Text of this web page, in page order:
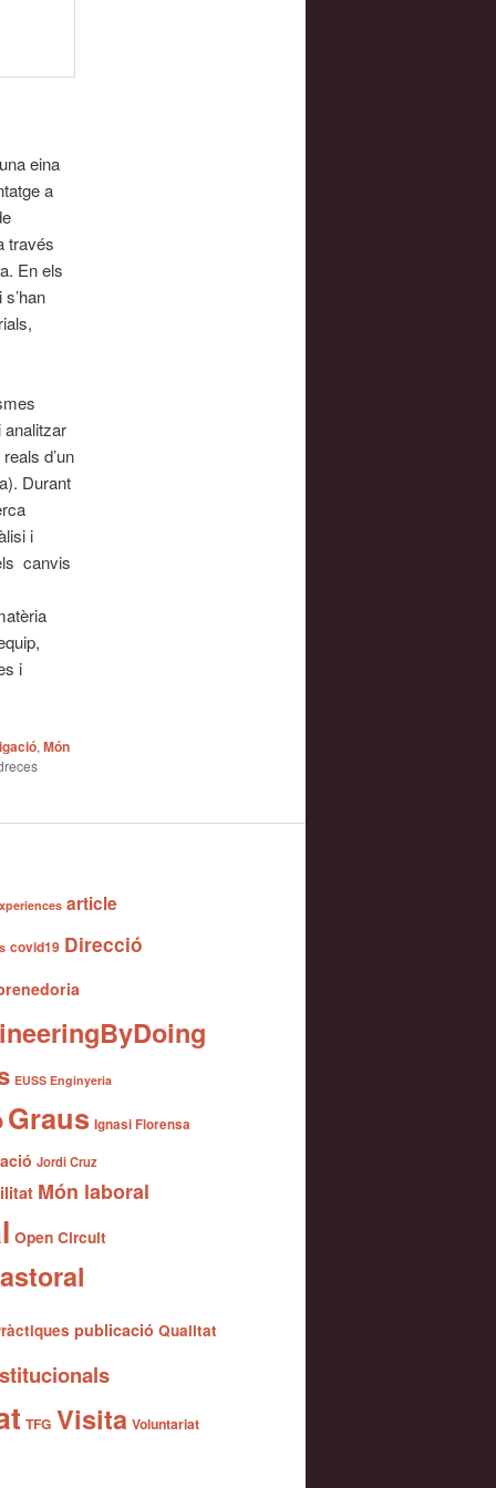
eina
a
través
En els
analitzar
d’un
Durant
i
canvis
i
, Món
article
covid19 Direcció
EUSS Enginyeria
Graus Ignasi Florensa
Jordi Cruz
Món laboral
Open Circuit
publicació Qualitat
TFG Visita Voluntariat